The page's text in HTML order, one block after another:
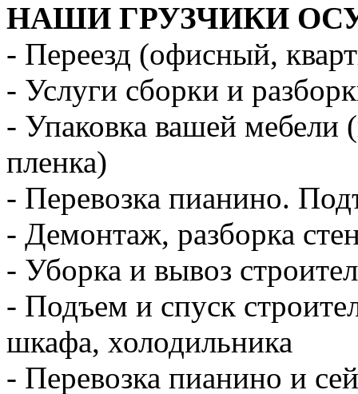
НАШИ ГРУЗЧИКИ
- Переезд (офисный,
- Услуги сборки и
- Упаковка вашей мебели
пленка)
- Перевозка пианино.
- Демонтаж, разборка
- Уборка и вывоз
- Подъем и спуск
шкафа, холодильника
- Перевозка пианино и